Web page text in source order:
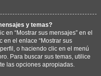
y temas?
en “Mostrar sus mensajes” en el
en el enlace “Mostrar sus
o haciendo clic en el menú
Para buscar sus temas, utilice
las opciones apropiadas.